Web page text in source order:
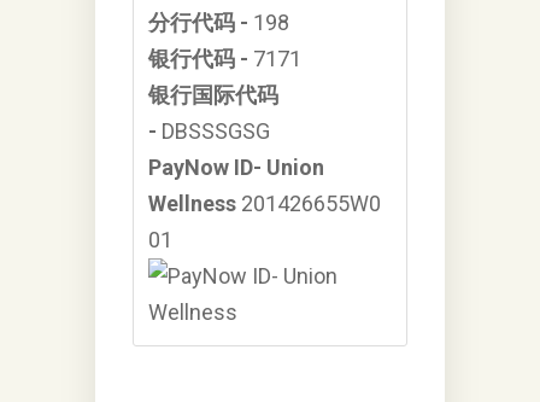
分行代码 - 198
银行代码 - 7171
银行国际代码
- DBSSSGSG
PayNow ID- Union
Wellness 201426655W0
01